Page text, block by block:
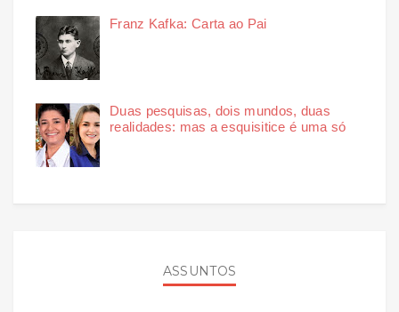
Franz Kafka: Carta ao Pai
Duas pesquisas, dois mundos, duas
realidades: mas a esquisitice é uma só
ASSUNTOS